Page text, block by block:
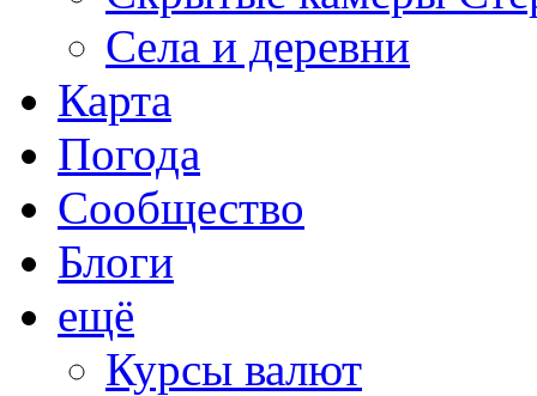
Села и деревни
Карта
Погода
Сообщество
Блоги
ещё
Курсы валют